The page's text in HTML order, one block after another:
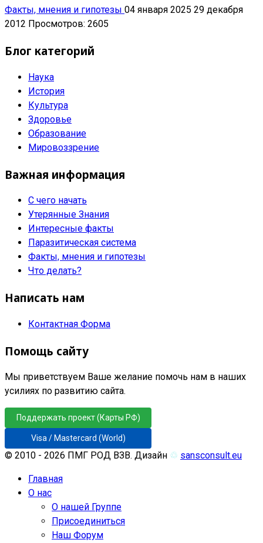
Факты, мнения и гипотезы 04 января 2025 29 декабря
2012 Просмотров: 2605
Блог категорий
Наука
История
Культура
Здоровье
Образование
Мировоззрение
Важная информация
С чего начать
Утерянные Знания
Интересные факты
Паразитическая система
Факты, мнения и гипотезы
Что делать?
Написать нам
Контактная Форма
Помощь сайту
Мы приветствуем Ваше желание помочь нам в наших
усилиях по развитию сайта.
Поддержать проект (Карты РФ)
Visa / Mastercard (World)
© 2010 - 2026 ПМГ РОД ВЗВ. Дизайн ♲ sansconsult.eu
Главная
О нас
О нашей Группе
Присоединиться
Наш Форум